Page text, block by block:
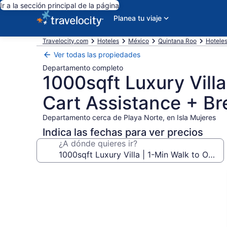
Ir a la sección principal de la página
Planea tu viaje
Travelocity.com Hoteles México Quintana Roo
Ver todas las propiedades
Departamento completo
1000sqft Luxury
Cart Assistance +
Departamento cerca de Playa Norte, en Isla Mujeres
Indica las fechas para ver precios
¿A dónde quieres ir?